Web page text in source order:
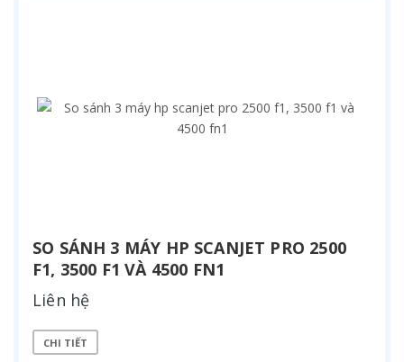
SO SÁNH 3 MÁY HP SCANJET PRO 2500
F1, 3500 F1 VÀ 4500 FN1
Liên hệ
CHI TIẾT